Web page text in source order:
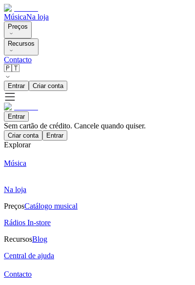
MúsicaNa loja
Preços
Recursos
Contacto
🇵🇹
Entrar Criar conta
Entrar
Sem cartão de crédito. Cancele quando quiser.
Criar conta Entrar
Explorar
Música
Na loja
PreçosCatálogo musical
Rádios In-store
RecursosBlog
Central de ajuda
Contacto